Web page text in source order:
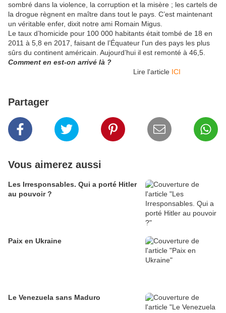
sombré dans la violence, la corruption et la misère ; les cartels de
la drogue règnent en maître dans tout le pays. C’est maintenant
un véritable enfer, dixit notre ami Romain Migus.
Le taux d’homicide pour 100 000 habitants était tombé de 18 en
2011 à 5,8 en 2017, faisant de l’Équateur l'un des pays les plus
sûrs du continent américain. Aujourd’hui il est remonté à 46,5.
Comment en est-on arrivé là ?
Lire l'article ICI
Partager
Vous aimerez aussi
Les Irresponsables. Qui a porté Hitler
au pouvoir ?
Paix en Ukraine
Le Venezuela sans Maduro